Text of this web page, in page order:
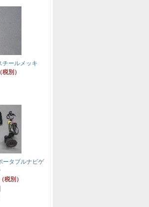
ールメッキ
別）
ータブルナビゲ
税別）